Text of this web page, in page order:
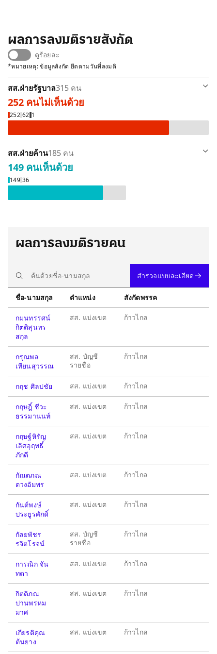
ผลการลงมติรายสังกัด
ดูร้อยละ
*หมายเหตุ: ข้อมูลสังกัด ยึดตามวันที่ลงมติ
สส.ฝ่ายรัฐบาล315 คน
252 คนไม่เห็นด้วย
252 62 1
ไม่เห็นด้วย 252 คน
สส.ฝ่ายค้าน185 คน
149 คนเห็นด้วย
149 36
เห็นด้วย 149 คน
ผลการลงมติรายคน
สำรวจแบบละเอียด
ชื่อ-นามสกุล ตำแหน่ง สังกัดพรรค
กมนทรรศน์
กิตติสุนทร
สกุล
สส. แบ่งเขต ก้าวไกล
กรุณพล
เทียนสุวรรณ
สส. บัญชี
รายชื่อ
ก้าวไกล
กฤช ศิลปชัย สส. แบ่งเขต ก้าวไกล
กฤษฎิ์ ชีวะ
ธรรมานนท์
สส. แบ่งเขต ก้าวไกล
กฤษฐ์หิรัญ
เลิศอุฤทธิ์
ภักดี
สส. แบ่งเขต ก้าวไกล
กัณตภณ
ดวงอัมพร
สส. แบ่งเขต ก้าวไกล
กันต์พงษ์
ประยูรศักดิ์
สส. แบ่งเขต ก้าวไกล
กัลยพัชร
รจิตโรจน์
สส. บัญชี
รายชื่อ
ก้าวไกล
การณิก จัน
ทดา
สส. แบ่งเขต ก้าวไกล
กิตติภณ
ปานพรหม
มาศ
สส. แบ่งเขต ก้าวไกล
เกียรติคุณ
ต้นยาง
สส. แบ่งเขต ก้าวไกล